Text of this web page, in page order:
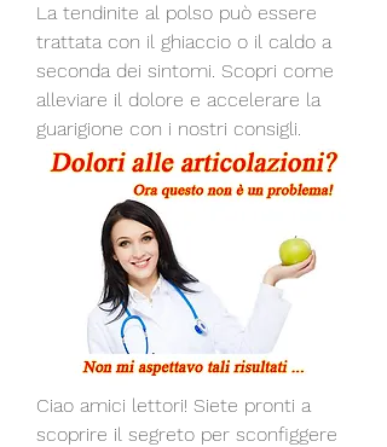
La tendinite al polso può essere
trattata con il ghiaccio o il caldo a
seconda dei sintomi. Scopri come
alleviare il dolore e accelerare la
guarigione con i nostri consigli.
Ciao amici lettori! Siete pronti a
scoprire il segreto per sconfiggere